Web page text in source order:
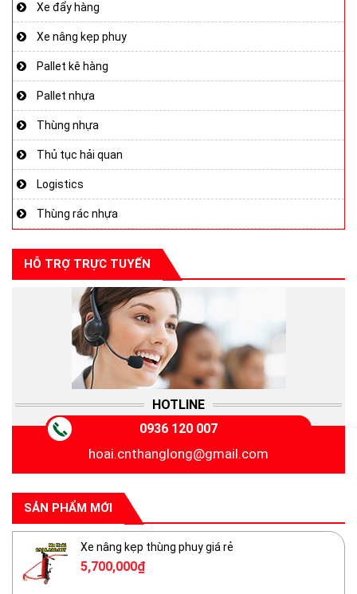
Xe đẩy hàng
Xe nâng kẹp phuy
Pallet kê hàng
Pallet nhựa
Thùng nhựa
Thủ tục hải quan
Logistics
Thùng rác nhựa
HỖ TRỢ TRỰC TUYẾN
HOTLINE
0936 120 007
hoai.cnthanglong@gmail.com
SẢN PHẨM MỚI
Xe nâng kẹp thùng phuy giá rẻ
5,700,000₫